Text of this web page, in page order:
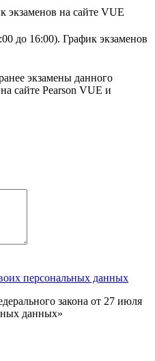
экзаменов на сайте VUE
до 16:00). График экзаменов
экзамены данного
сайте Pearson VUE и
персональных данных
закона от 27 июля
данных»